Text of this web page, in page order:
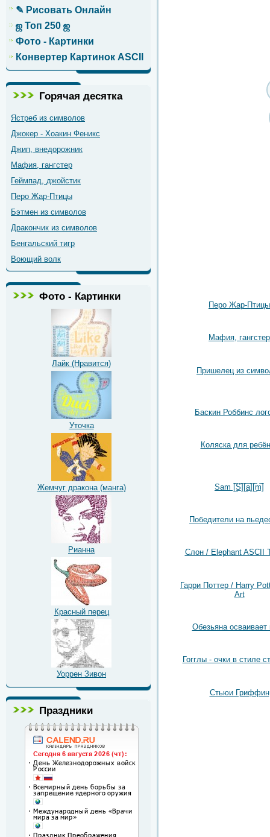
✎ Рисовать Онлайн
ஜ Топ 250 ஜ
Фото - Картинки
Конвертер Картинок ASCII
Горячая десятка
Ястреб из символов
Джокер - Хоакин Феникс
Джип, внедорожник
Мафия, гангстер
Геймпад, джойстик
Перо Жар-Птицы
Бэтмен из символов
Дракончик из символов
Бенгальский тигр
Воющий волк
Фото - Картинки
Лайк (Нравится)
Уточка
Жемчуг дракона (манга)
Рианна
Красный перец
Уоррен Зивон
Праздники
Перо Жар-Птицы
Мафия, гангстер
Пришелец из
Баскин Роббинс
Коляска для
Sam [̲̅S̲̅][̲̅a̲̅][̲̅m̲̅]
Победители на
Слон / Elephant ASCII
Гарри Поттер / Harry
Art
Обезьяна осваивает
Гогглы - очки в стиле
Стьюи Гриффин